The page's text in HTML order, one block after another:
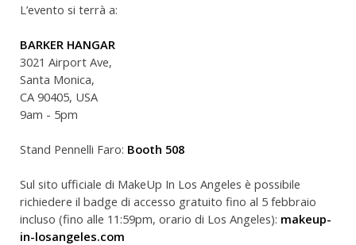
L’evento si terrà a:
BARKER HANGAR
3021 Airport Ave,
Santa Monica,
CA 90405, USA
9am - 5pm
Stand Pennelli Faro: Booth 508
Sul sito ufficiale di MakeUp In Los Angeles è possibile
richiedere il badge di accesso gratuito fino al 5 febbraio
incluso (fino alle 11:59pm, orario di Los Angeles): makeup-
in-losangeles.com